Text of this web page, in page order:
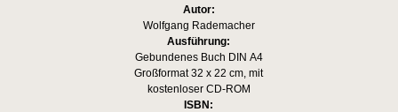
Autor:
Wolfgang Rademacher
Ausführung:
Gebundenes Buch DIN A4
Großformat 32 x 22 cm, mit
kostenloser CD-ROM
ISBN: